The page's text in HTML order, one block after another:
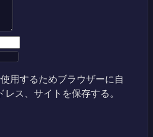
用するためブラウザーに自
ス、サイトを保存する。